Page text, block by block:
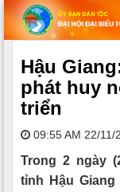
Hậu
phát huy
triển
09:55 AM 22/11/
Trong 2 ngày
tỉnh Hậu